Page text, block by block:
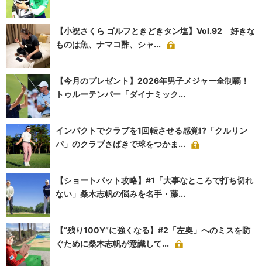
【小祝さくら ゴルフときどきタン塩】Vol.92 好きな
ものは魚、ナマコ酢、シャ...
【今月のプレゼント】2026年男子メジャー全制覇！
トゥルーテンパー「ダイナミック...
インパクトでクラブを1回転させる感覚!?「クルリン
パ」のクラブさばきで球をつかま...
【ショートパット攻略】#1「大事なところで打ち切れ
ない」桑木志帆の悩みを名手・藤...
【“残り100Y”に強くなる】#2「左奥」へのミスを防
ぐために桑木志帆が意識して...